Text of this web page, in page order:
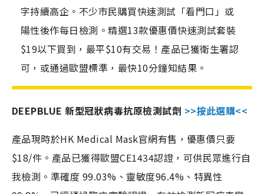
字持續高企。不少市民購買快速測試「看門口」或
陽性後作每日檢測。精選13款優惠價快速測試套裝
$19以下買到，最平$10有交易！產品已獲衛生署認
可，或通過歐盟標準，最快10分鐘知結果。
DEEPBLUE 新型冠狀病毒抗原檢測試劑 >>按此選購<<
產品現時於HK Medical Mask官網有售，優惠價只要
$18/件。產品已獲得歐盟CE1434認證，可供民眾進行自
我檢測。準確度 99.03%、靈敏度96.4%、特異性